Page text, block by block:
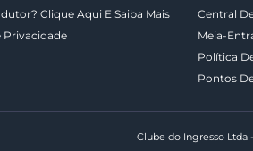
Clique Aqui E Saiba Mais
Privacidade
Central
Meia-
Política
Pontos
Clube do Ingresso Ltda